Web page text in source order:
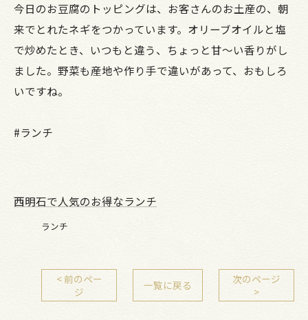
今日のお豆腐のトッピングは、お客さんのお土産の、朝
来でとれたネギをつかっています。オリーブオイルと塩
で炒めたとき、いつもと違う、ちょっと甘～い香りがし
ました。野菜も産地や作り手で違いがあって、おもしろ
いですね。
#ランチ
西明石で人気のお得なランチ
ランチ
< 前のペー
ジ
一覧に戻る
次のページ
>